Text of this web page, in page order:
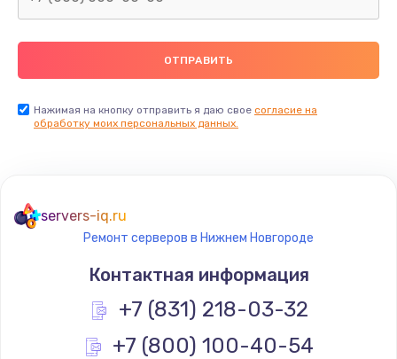
Заказать
Замена термостата
1200 руб.
Заказать
Замена реле
Нажимая на кнопку отправить я даю свое согласие на
обработку моих персональных данных.
servers-iq.ru
Ремонт серверов в Нижнем Новгороде
Контактная информация
+7 (831) 218-03-32
+7 (800) 100-40-54